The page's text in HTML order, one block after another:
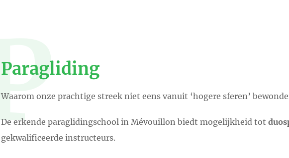
P
Paragliding
Waarom onze prachtige streek niet eens vanuit ‘hogere sferen’
De erkende paraglidingschool in Mévouillon biedt mogelijkheid tot
gekwalificeerde instructeurs.